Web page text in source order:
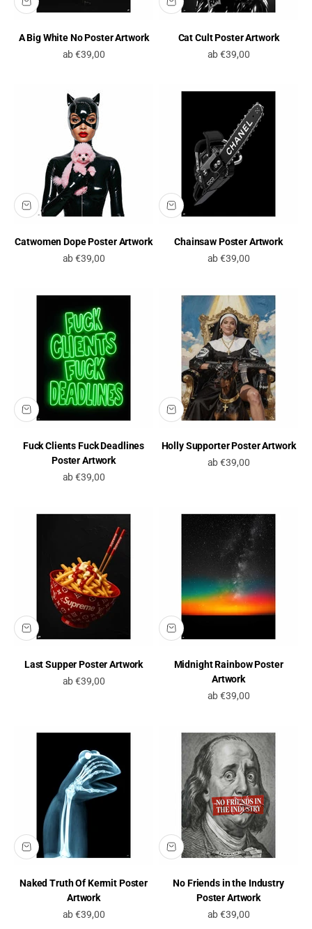
A Big White No Poster Artwork
Angebot
ab €39,00
Cat Cult Poster Artwork
Angebot
ab €39,00
Catwomen Dope Poster Artwork
Angebot
ab €39,00
Chainsaw Poster Artwork
Angebot
ab €39,00
Fuck Clients Fuck Deadlines
Poster Artwork
Angebot
ab €39,00
Holly Supporter Poster Artwork
Angebot
ab €39,00
Last Supper Poster Artwork
Angebot
ab €39,00
Midnight Rainbow Poster
Artwork
Angebot
ab €39,00
Naked Truth Of Kermit Poster
Artwork
Angebot
ab €39,00
No Friends in the Industry
Poster Artwork
Angebot
ab €39,00